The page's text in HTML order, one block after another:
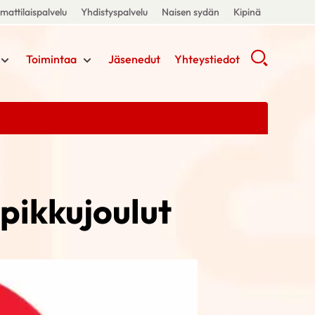
Yhdistyspalvelu Naisen sydän Kipinä
Toimintaa Jäsenedut Yhteystiedot